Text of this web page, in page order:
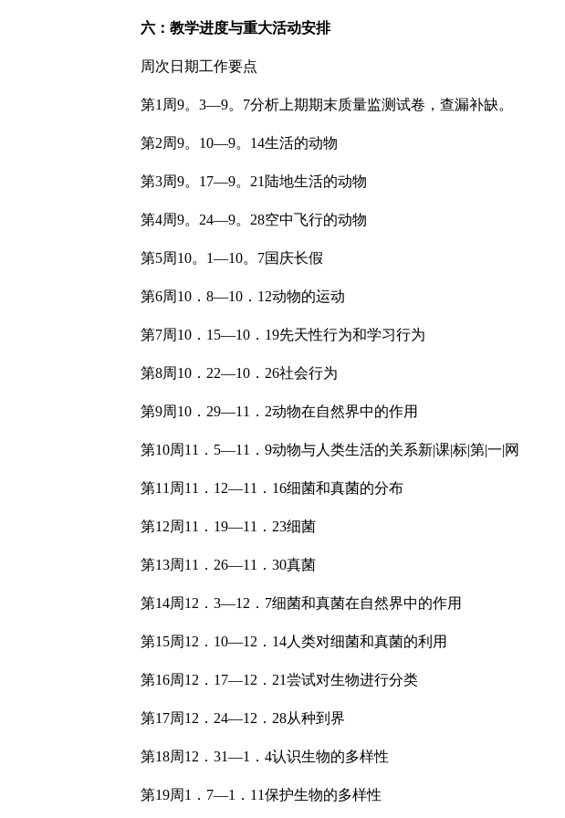
六：教学进度与重大活动安排
周次日期工作要点
第1周9。3—9。7分析上期期末质量监测试卷，查漏补缺。
第2周9。10—9。14生活的动物
第3周9。17—9。21陆地生活的动物
第4周9。24—9。28空中飞行的动物
第5周10。1—10。7国庆长假
第6周10．8—10．12动物的运动
第7周10．15—10．19先天性行为和学习行为
第8周10．22—10．26社会行为
第9周10．29—11．2动物在自然界中的作用
第10周11．5—11．9动物与人类生活的关系新|课|标|第|一|网
第11周11．12—11．16细菌和真菌的分布
第12周11．19—11．23细菌
第13周11．26—11．30真菌
第14周12．3—12．7细菌和真菌在自然界中的作用
第15周12．10—12．14人类对细菌和真菌的利用
第16周12．17—12．21尝试对生物进行分类
第17周12．24—12．28从种到界
第18周12．31—1．4认识生物的多样性
第19周1．7—1．11保护生物的多样性